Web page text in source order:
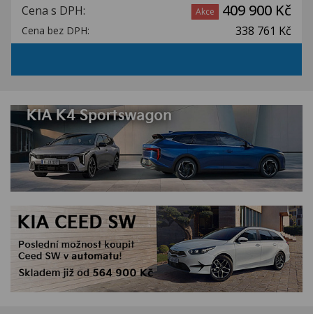
Cena s DPH: Akce 409 900 Kč
Cena bez DPH: 338 761 Kč